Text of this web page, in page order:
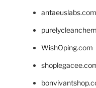
antaeuslabs.com
WishOping.com